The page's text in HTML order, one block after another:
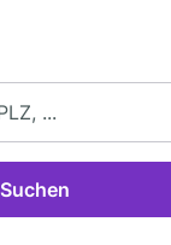
Suchen